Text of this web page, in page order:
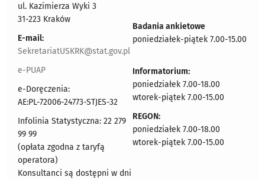
ul. Kazimierza Wyki 3
31-223 Kraków
E-mail:
SekretariatUSKRK@stat.gov.pl
e-PUAP
e-Doręczenia:
AE:PL-72006-24773-STJES-32
Infolinia Statystyczna: 22 279
99 99
(opłata zgodna z taryfą
operatora)
Konsultanci są dostępni w dni
Badania ankietowe
poniedziałek-piątek 7.00-15.00
Informatorium:
poniedziałek 7.00-18.00
wtorek-piątek 7.00-15.00
REGON:
poniedziałek 7.00-18.00
wtorek-piątek 7.00-15.00